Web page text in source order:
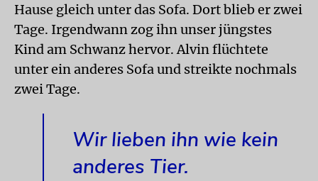
Hause gleich unter das Sofa. Dort blieb er zwei
Tage. Irgendwann zog ihn unser jüngstes
Kind am Schwanz hervor. Alvin flüchtete
unter ein anderes Sofa und streikte nochmals
zwei Tage.
Wir lieben ihn wie kein
anderes Tier.